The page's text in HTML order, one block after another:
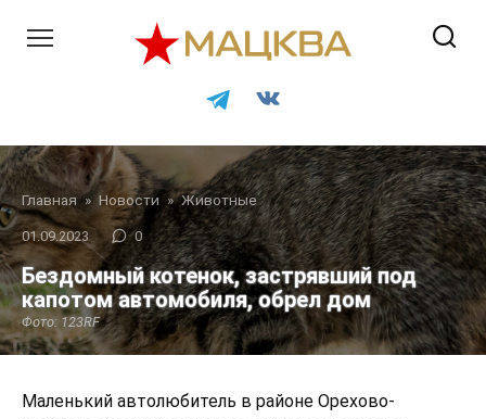
Главная » Новости » Животные
01.09.2023 0
Бездомный котенок, застрявший под
капотом автомобиля, обрел дом
Фото: 123RF
Маленький автолюбитель в районе Орехово-